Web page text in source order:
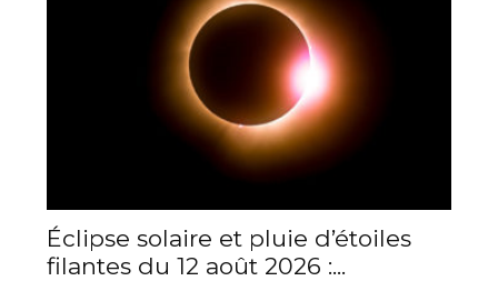
Éclipse solaire et pluie d’étoiles
filantes du 12 août 2026 :...